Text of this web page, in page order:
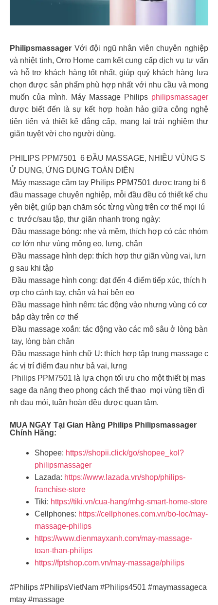
Philipsmassager Với đội ngũ nhân viên chuyên nghiệp
và nhiệt tình, Orro Home cam kết cung cấp dịch vụ tư vấn
và hỗ trợ khách hàng tốt nhất, giúp quý khách hàng lựa
chọn được sản phẩm phù hợp nhất với nhu cầu và mong
muốn của mình. Máy Massage Philips philipsmassager
được biết đến là sự kết hợp hoàn hảo giữa công nghệ
tiên tiến và thiết kế đẳng cấp, mang lại trải nghiệm thư
giãn tuyệt vời cho người dùng.
PHILIPS PPM7501 6 ĐẦU MASSAGE, NHIỀU VÙNG S
Ử DỤNG, ỨNG DỤNG TOÀN DIỆN
Máy massage cầm tay Philips PPM7501 được trang bị 6
đầu massage chuyên nghiệp, mỗi đầu đều có thiết kế chu
yên biệt, giúp bạn chăm sóc từng vùng trên cơ thể mọi lú
c trước/sau tập, thư giãn nhanh trong ngày:
Đầu massage bóng: nhẹ và mềm, thích hợp có các nhóm
cơ lớn như vùng mông eo, lưng, chân
Đầu massage hình dẹp: thích hợp thư giãn vùng vai, lưn
g sau khi tập
Đầu massage hình cong: đạt đến 4 điểm tiếp xúc, thích h
ợp cho cánh tay, chân và hai bên eo
Đầu massage hình nêm: tác động vào nhưng vùng có cơ
bắp dày trên cơ thể
Đầu massage xoắn: tác động vào các mô sâu ở lòng bàn
tay, lòng bàn chân
Đầu massage hình chữ U: thích hợp tập trung massage c
ác vị trí điểm đau như bả vai, lưng
Philips PPM7501 là lựa chọn tối ưu cho một thiết bị mas
sage đa năng theo phong cách thể thao mọi vùng tiền đì
nh đau mỏi, tuần hoàn đều được quan tâm.
MUA NGAY Tại Gian Hàng Philips Philipsmassager
Chính Hãng:
Shopee: https://shopii.click/go/shopee_kol?
philipsmassager
Lazada: https://www.lazada.vn/shop/philips-
franchise-store
Tiki: https://tiki.vn/cua-hang/mhg-smart-home-store
Cellphones: https://cellphones.com.vn/bo-loc/may-
massage-philips
https://www.dienmayxanh.com/may-massage-
toan-than-philips
https://fptshop.com.vn/may-massage/philips
#Philips #PhilipsVietNam #Philips4501 #maymassageca
mtay #massage